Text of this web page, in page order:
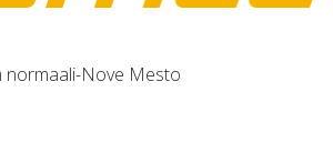
normaali-Nove Mesto